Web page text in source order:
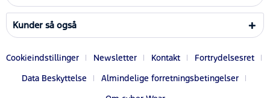
Kunder så også
Cookieindstillinger Newsletter Kontakt
Fortrydelsesret
Data Beskyttelse
Almindelige forretningsbetingelser